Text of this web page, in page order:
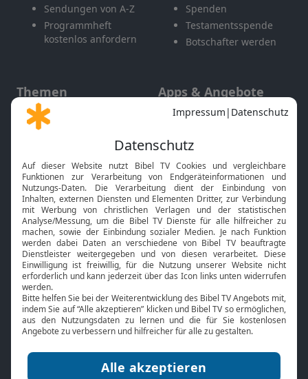
Sendungen von A-Z
Programmheft
kostenlos anfordern
Spenden
Testamentsspende
Botschafter werden
Themen
Gott und Bibel erklärt
Neuigkeiten
Apps & Angebote
Mobile App
Smart TV
HbbTV
Bibelthek Online-Bibel
Nächster Gottesdienst
Bibel TV
Über uns
Jobs
Mediadaten
Service
Kontakt
TV-Empfang